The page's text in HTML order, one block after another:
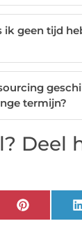
ik geen tijd
termijn?
Deel
Pinterest